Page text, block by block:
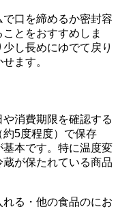
口を締めるか密封容
とをおすすめしま
し長めにゆでて戻り
ます。
消費期限を確認する
5度程度）で保存
本です。特に温度変
が保たれている商品
る・他の食品のにお